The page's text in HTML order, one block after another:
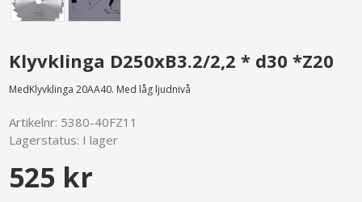
Klyvklinga D250xB3.2/2,2 * d30 *Z20
MedKlyvklinga 20AA40. Med låg ljudnivå
Artikelnr: 5380-40FZ11
Lagerstatus: I lager
525 kr